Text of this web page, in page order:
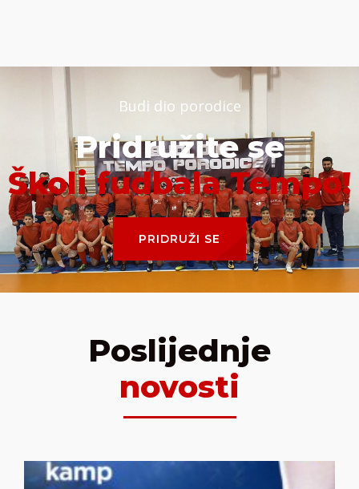
Budi dio porodice
Pridružite se
Školi fudbala Tempo!
PRIDRUŽI SE
Poslijednje
novosti